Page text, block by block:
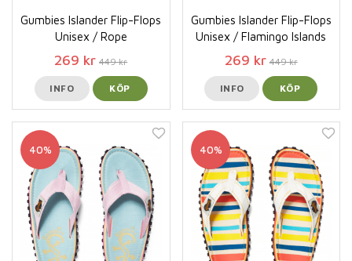
Gumbies Islander Flip-Flops
Unisex / Rope
269 kr 449 kr
INFO KÖP
Gumbies Islander Flip-Flops
Unisex / Flamingo Islands
269 kr 449 kr
INFO KÖP
40% 40%